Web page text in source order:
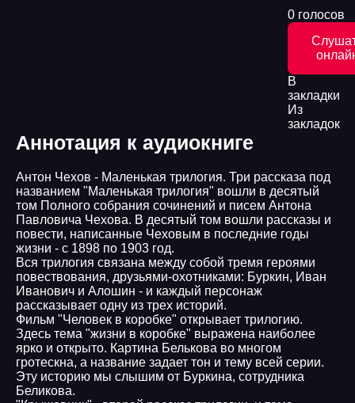
0 голосов
В
закладки
Из
закладок
Аннотация к аудиокниге
Антон Чехов - Маленькая трилогия. Три рассказа под
названием "Маленькая трилогия" вошли в десятый
том Полного собрания сочинений и писем Антона
Павловича Чехова. В десятый том вошли рассказы и
повести, написанные Чеховым в последние годы
жизни - с 1898 по 1903 год.
Вся трилогия связана между собой тремя героями
повествования, друзьями-охотниками: Буркин, Иван
Иванович и Алошин - и каждый персонаж
рассказывает одну из трех историй.
Фильм "Человек в коробке" открывает трилогию.
Здесь тема "жизни в коробке" выражена наиболее
ярко и открыто. Картина Белькова во многом
гротескна, а название задает тон и тему всей серии.
Эту историю мы слышим от Буркина, сотрудника
Беликова.